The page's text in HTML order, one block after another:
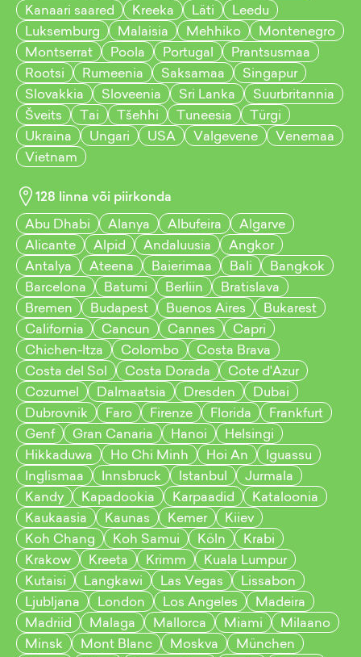
Kanaari saared
Kreeka Läti
Leedu
Luksemburg
Malaisia Mehhiko
Montenegro
Montserrat
Poola Portugal
Prantsusmaa
Rootsi
Rumeenia Saksamaa
Singapur
Slovakkia
Sloveenia Sri Lanka
Suurbritannia
Šveits
Tai Tšehhi Tuneesia
Türgi
Ukraina
Ungari USA Valgevene
Venemaa
Vietnam
128 linna või piirkonda
Abu Dhabi
Alanya Albufeira
Algarve
Alicante
Alpid Andaluusia
Angkor
Antalya
Ateena Baierimaa Bali
Bangkok
Barcelona
Batumi Berliin
Bratislava
Bremen
Budapest Buenos Aires
Bukarest
California
Cancun Cannes
Capri
Chichen-Itza
Colombo
Costa Brava
Costa del Sol
Costa Dorada
Cote d'Azur
Cozumel
Dalmaatsia Dresden
Dubai
Dubrovnik
Faro Firenze Florida
Frankfurt
Genf
Gran Canaria Hanoi
Helsingi
Hikkaduwa
Ho Chi Minh Hoi An
Iguassu
Inglismaa
Innsbruck Istanbul
Jurmala
Kandy
Kapadookia Karpaadid
Kataloonia
Kaukaasia
Kaunas Kemer
Kiiev
Koh Chang
Koh Samui Köln
Krabi
Krakow
Kreeta Krimm
Kuala Lumpur
Kutaisi
Langkawi Las Vegas
Lissabon
Ljubljana
London Los Angeles
Madeira
Madriid
Malaga Mallorca Miami
Milaano
Minsk
Mont Blanc Moskva
München